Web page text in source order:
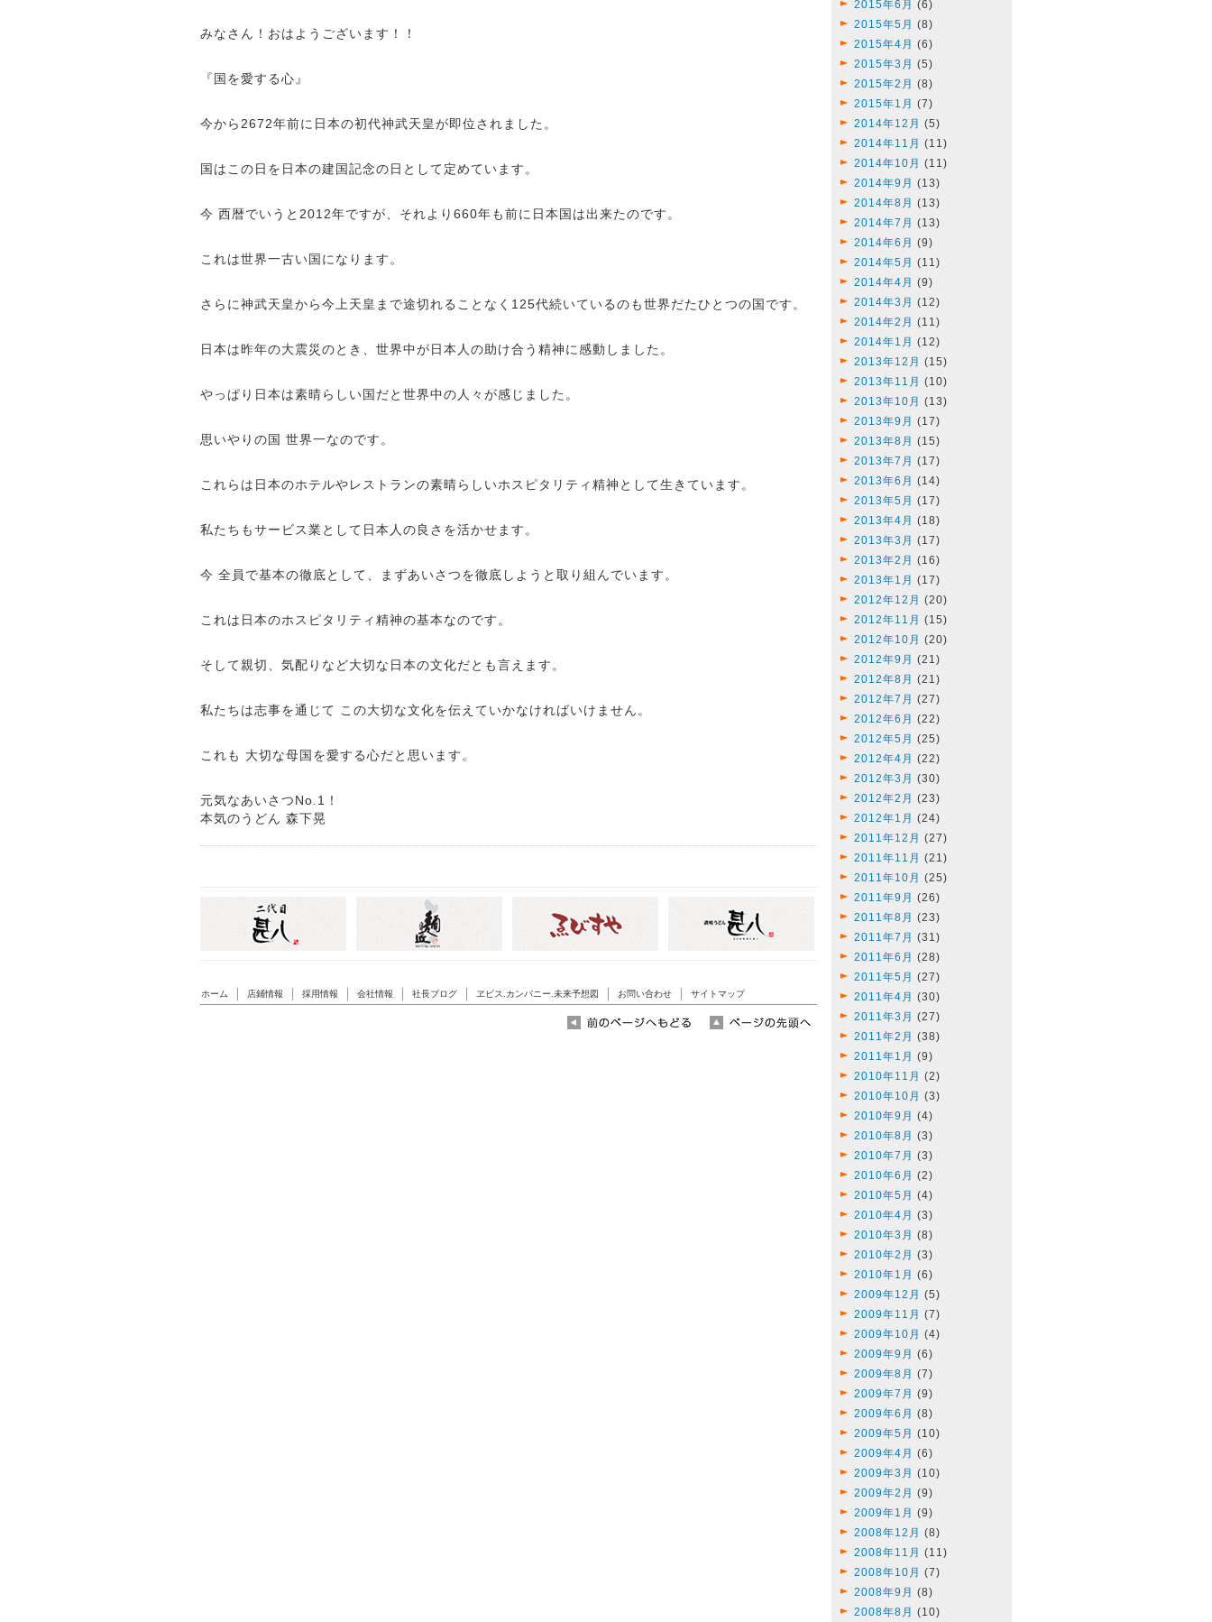
みなさん！おはようございます！！
『国を愛する心』
今から 2672年前に日本の初代神武天皇が即位されました。
国はこの日を日本の建国記念の日として定めています。
今 西暦でいうと 2012年ですが、それより 660年も前に日本国は出来たのです。
これは世界一古い国になります。
さらに神武天皇から今上天皇まで途切れることなく 125代続いているのも世界だたひとつの国です。
日本は昨年の大震災のとき、世界中が日本人の助け合う精神に感動しました。
やっぱり日本は素晴らしい国だと世界中の人々が感じました。
思いやりの国 世界一なのです。
これらは日本のホテルやレストランの素晴らしいホスピタリティ精神として生きています。
私たちもサービス業として日本人の良さを活かせます。
今 全員で基本の徹底として、まずあいさつを徹底しようと取り組んでいます。
これは日本のホスピタリティ精神の基本なのです。
そして親切、気配りなど大切な日本の文化だとも言えます。
私たちは志事を通じて この大切な文化を伝えていかなければいけません。
これも 大切な母国を愛する心だと思います。
元気なあいさつNo.1
！
本気のうどん 森下晃
ホーム 店鋪情報 採用情報 会社情報 社長ブログ ヱビス.カンパニー.未来予想図 お問い合わせ サイトマップ
2015年6月 (6)
2015年5月 (8)
2015年4月 (6)
2015年3月 (5)
2015年2月 (8)
2015年1月 (7)
2014年12月 (5)
2014年11月 (11)
2014年10月 (11)
2014年9月 (13)
2014年8月 (13)
2014年7月 (13)
2014年6月 (9)
2014年5月 (11)
2014年4月 (9)
2014年3月 (12)
2014年2月 (11)
2014年1月 (12)
2013年12月 (15)
2013年11月 (10)
2013年10月 (13)
2013年9月 (17)
2013年8月 (15)
2013年7月 (17)
2013年6月 (14)
2013年5月 (17)
2013年4月 (18)
2013年3月 (17)
2013年2月 (16)
2013年1月 (17)
2012年12月 (20)
2012年11月 (15)
2012年10月 (20)
2012年9月 (21)
2012年8月 (21)
2012年7月 (27)
2012年6月 (22)
2012年5月 (25)
2012年4月 (22)
2012年3月 (30)
2012年2月 (23)
2012年1月 (24)
2011年12月 (27)
2011年11月 (21)
2011年10月 (25)
2011年9月 (26)
2011年8月 (23)
2011年7月 (31)
2011年6月 (28)
2011年5月 (27)
2011年4月 (30)
2011年3月 (27)
2011年2月 (38)
2011年1月 (9)
2010年11月 (2)
2010年10月 (3)
2010年9月 (4)
2010年8月 (3)
2010年7月 (3)
2010年6月 (2)
2010年5月 (4)
2010年4月 (3)
2010年3月 (8)
2010年2月 (3)
2010年1月 (6)
2009年12月 (5)
2009年11月 (7)
2009年10月 (4)
2009年9月 (6)
2009年8月 (7)
2009年7月 (9)
2009年6月 (8)
2009年5月 (10)
2009年4月 (6)
2009年3月 (10)
2009年2月 (9)
2009年1月 (9)
2008年12月 (8)
2008年11月 (11)
2008年10月 (7)
2008年9月 (8)
2008年8月 (10)